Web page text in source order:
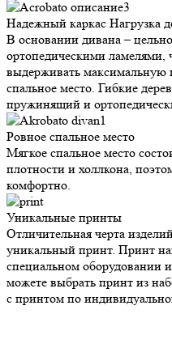
Надежный каркас Нагрузка
В основании дивана –
ортопедическими ламелями,
выдерживать максимальную
спальное место. Гибкие
пружинящий и
Ровное спальное место
Мягкое спальное место
плотности и холлкона,
комфортно.
Уникальные принты
Отличительная черта
уникальный принт. Принт
специальном
можете выбрать принт из
с принтом по